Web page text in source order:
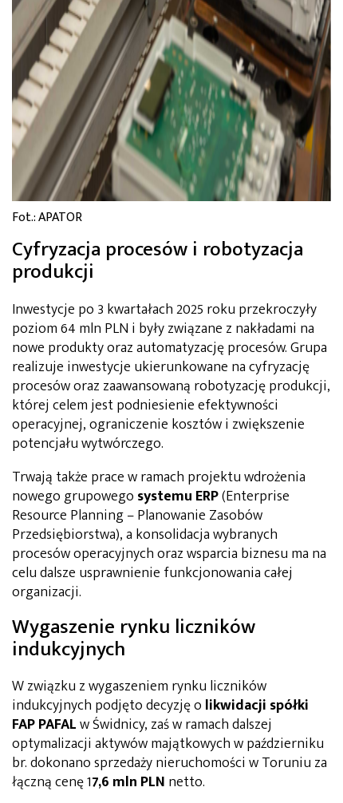
Fot.: APATOR
Cyfryzacja procesów i robotyzacja
produkcji
Inwestycje po 3 kwartałach 2025 roku przekroczyły
poziom 64 mln PLN i były związane z nakładami na
nowe produkty oraz automatyzację procesów. Grupa
realizuje inwestycje ukierunkowane na cyfryzację
procesów oraz zaawansowaną robotyzację produkcji,
której celem jest podniesienie efektywności
operacyjnej, ograniczenie kosztów i zwiększenie
potencjału wytwórczego.
Trwają także prace w ramach projektu wdrożenia
nowego grupowego systemu ERP(Enterprise
Resource Planning – Planowanie Zasobów
Przedsiębiorstwa), a konsolidacja wybranych
procesów operacyjnych oraz wsparcia biznesu ma na
celu dalsze usprawnienie funkcjonowania całej
organizacji.
Wygaszenie rynku liczników
indukcyjnych
W związku z wygaszeniem rynku liczników
indukcyjnych podjęto decyzję o likwidacji spółki
FAP PAFALw Świdnicy, zaś w ramach dalszej
optymalizacji aktywów majątkowych w październiku
br. dokonano sprzedaży nieruchomości w Toruniu za
łączną cenę 17,6 mln PLN netto.